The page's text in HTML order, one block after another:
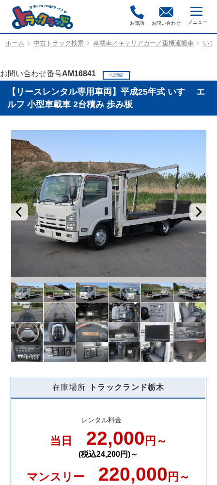
お電話 お問い合わせ
ホーム 中古トラック検索 車載車／キャリアカー／重機運搬車 い
お問い合わせ番号AM16841 中型免許
【リースレンタル専用車両】平成25年式 いすゞ エ
ルフ 小型車載車 2台積み 歩み板
在庫場所 トラックランド栃木
レンタル料金
当日 22,000 円～
(税込24,200円)～
マンスリー 220,000 円～